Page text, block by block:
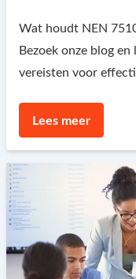
Wat houdt NEN
Bezoek onze blog
vereisten voor
Lees meer